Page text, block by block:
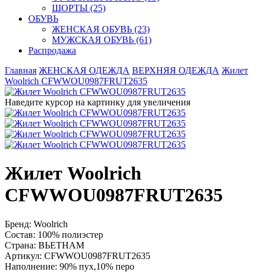
ШОРТЫ (25)
ОБУВЬ
ЖЕНСКАЯ ОБУВЬ (23)
МУЖСКАЯ ОБУВЬ (61)
Распродажа
Главная ЖЕНСКАЯ ОДЕЖДА ВЕРХНЯЯ ОДЕЖДА Жилет
Woolrich CFWWOU0987FRUT2635
Наведите курсор на картинку для увеличения
Жилет Woolrich
CFWWOU0987FRUT2635
Бренд: Woolrich
Состав: 100% полиэстер
Страна: ВЬЕТНАМ
Артикул: CFWWOU0987FRUT2635
Наполнение: 90% пух,10% перо